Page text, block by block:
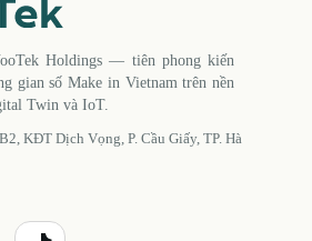
Holdings — tiên phong kiến
gian số Make in Vietnam trên nền
Twin và IoT.
KĐT Dịch Vọng, P. Cầu Giấy, TP. Hà